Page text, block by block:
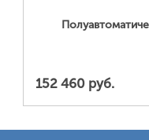
152 460 руб.